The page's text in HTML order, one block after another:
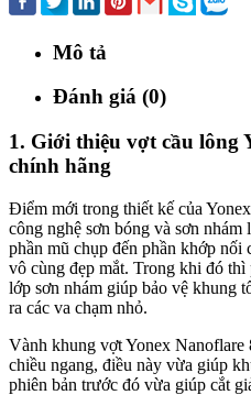
Mô tả
Đánh giá (0)
1. Giới thiệu vợt cầu lông
chính hãng
Điểm mới trong thiết kế của
công nghệ sơn bóng và sơn
phần mũ chụp đến phần khớp
vô cùng đẹp mắt. Trong khi đó
lớp sơn nhám giúp bảo vệ khung
ra các va chạm nhỏ.
Vành khung vợt Yonex Nanoflare
chiều ngang, điều này vừa giúp
phiên bản trước đó vừa giúp cắt